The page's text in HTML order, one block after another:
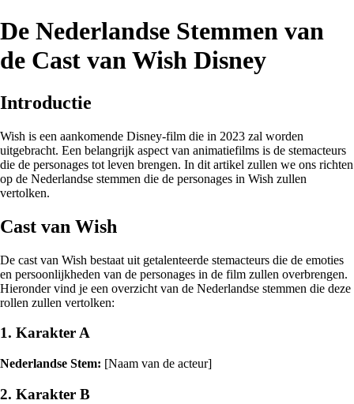
De Nederlandse Stemmen van
de Cast van Wish Disney
Introductie
Wish is een aankomende Disney-film die in 2023 zal worden
uitgebracht. Een belangrijk aspect van animatiefilms is de stemacteurs
die de personages tot leven brengen. In dit artikel zullen we ons richten
op de Nederlandse stemmen die de personages in Wish zullen
vertolken.
Cast van Wish
De cast van Wish bestaat uit getalenteerde stemacteurs die de emoties
en persoonlijkheden van de personages in de film zullen overbrengen.
Hieronder vind je een overzicht van de Nederlandse stemmen die deze
rollen zullen vertolken:
1. Karakter A
Nederlandse Stem: [Naam van de acteur]
2. Karakter B